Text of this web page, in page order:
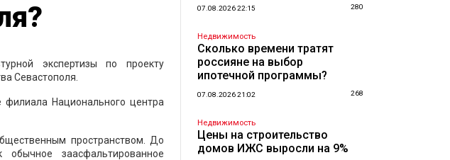
экспертизы по проекту
Севастополя.
филиала Национального центра
пространством. До
заасфальтированное
07.08.2026 22:15 280
Недвижимость
Сколько времени тратят
россияне на выбор
ипотечной программы?
07.08.2026 21:02 268
Недвижимость
Цены на строительство
домов ИЖС выросли на 9%